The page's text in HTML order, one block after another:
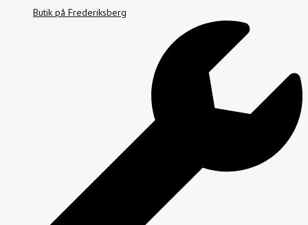
Butik på Frederiksberg